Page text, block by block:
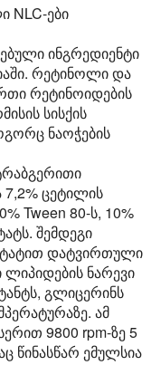
NLC-ები
ინგრედიენტი
რეტინოლი და
რეტინოიდების
სისქის
ნაოჭების
ცეტილის
Tween 80-ს, 10%
შემდეგი
დატვირთული
ლიპიდების ნარევი
გლიცერინს
ამ
9800 rpm-ზე 5
წინასწარ ემულსია